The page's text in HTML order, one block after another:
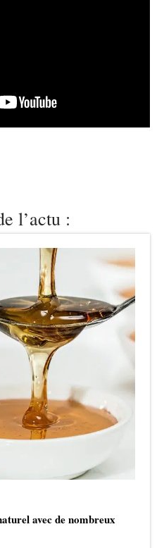
l’actu :
avec de nombreux